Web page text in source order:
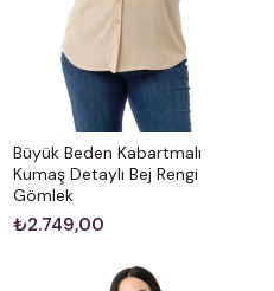
Büyük Beden Kabartmalı
Kumaş Detaylı Bej Rengi
Gömlek
₺2.749,00